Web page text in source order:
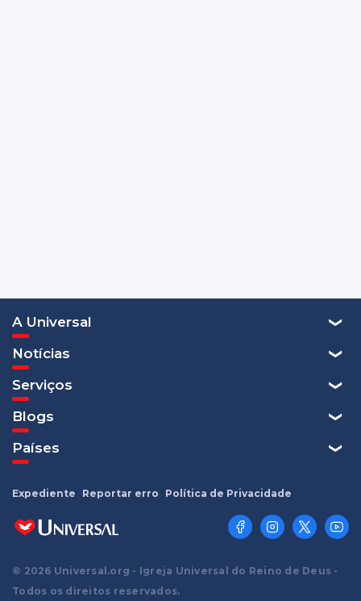
A Universal
Notícias
Serviços
Blogs
Países
© 2026 Universal.org - Igreja Universal do Reino de Deus -
Todos os direitos reservados.
Expediente Reportar erro Política de Privacidade